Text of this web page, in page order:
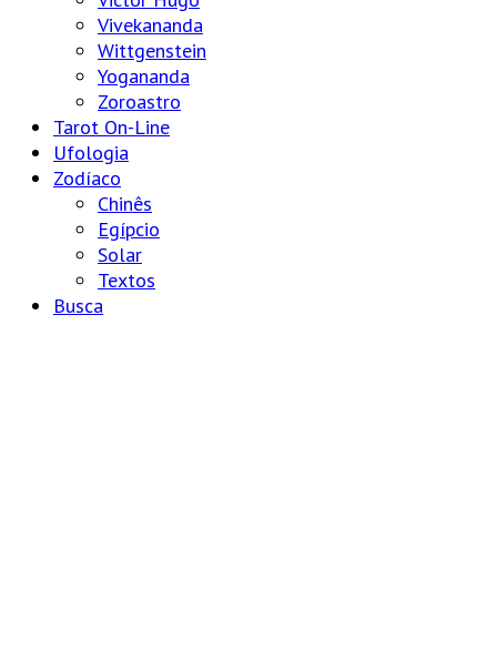
Vivekananda
Wittgenstein
Yogananda
Zoroastro
Tarot On-Line
Ufologia
Zodíaco
Chinês
Egípcio
Solar
Textos
Busca